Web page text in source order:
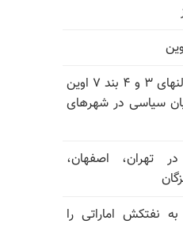
حمله گارد زندان به سالنهای ۳ و ۴ بند ۷ اوین
سیاسی در شهرهای
تهران، اصفهان،
نفتکش اماراتی را